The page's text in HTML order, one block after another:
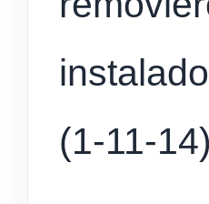
(1-11-